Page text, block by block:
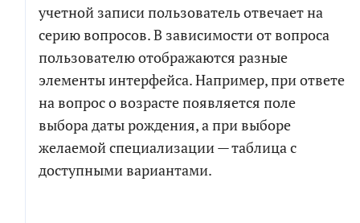
учетной записи пользователь отвечает на
серию вопросов. В зависимости от вопроса
пользователю отображаются разные
элементы интерфейса. Например, при ответе
на вопрос о возрасте появляется поле
выбора даты рождения, а при выборе
желаемой специализации — таблица с
доступными вариантами.